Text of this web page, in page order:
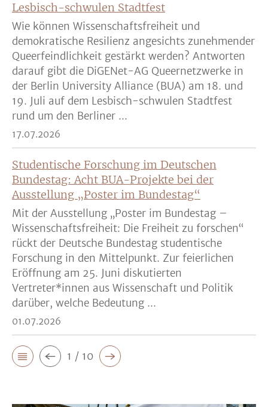
Lesbisch-schwulen Stadtfest
Wie können Wissenschaftsfreiheit und
demokratische Resilienz angesichts zunehmender
Queerfeindlichkeit gestärkt werden? Antworten
darauf gibt die DiGENet-AG Queernetzwerke in
der Berlin University Alliance (BUA) am 18. und
19. Juli auf dem Lesbisch-schwulen Stadtfest
rund um den Berliner ...
17.07.2026
Studentische Forschung im Deutschen
Bundestag: Acht BUA-Projekte bei der
Ausstellung „Poster im Bundestag“
Mit der Ausstellung „Poster im Bundestag –
Wissenschaftsfreiheit: Die Freiheit zu forschen“
rückt der Deutsche Bundestag studentische
Forschung in den Mittelpunkt. Zur feierlichen
Eröffnung am 25. Juni diskutierten
Vertreter*innen aus Wissenschaft und Politik
darüber, welche Bedeutung ...
01.07.2026
1 / 10